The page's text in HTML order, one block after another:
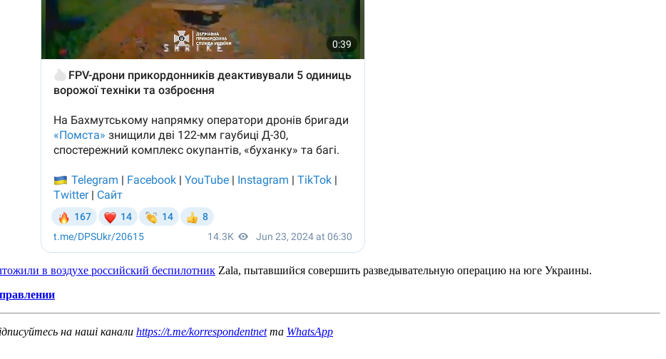
в воздухе российский беспилотник Zala, пытавшийся совершить разведывательную операцию на юге Украины.
на наші канали https://t.me/korrespondentnetта WhatsApp